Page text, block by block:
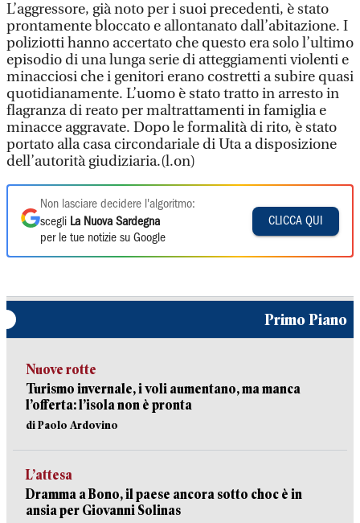
L’aggressore, già noto per i suoi precedenti, è stato
prontamente bloccato e allontanato dall’abitazione. I
poliziotti hanno accertato che questo era solo l’ultimo
episodio di una lunga serie di atteggiamenti violenti e
minacciosi che i genitori erano costretti a subire quasi
quotidianamente. L’uomo è stato tratto in arresto in
flagranza di reato per maltrattamenti in famiglia e
minacce aggravate. Dopo le formalità di rito, è stato
portato alla casa circondariale di Uta a disposizione
dell’autorità giudiziaria.(l.on)
Non lasciare decidere l'algoritmo:
scegli La Nuova Sardegna
per le tue notizie su Google
CLICCA QUI
Primo Piano
Nuove rotte
Turismo invernale, i voli aumentano, ma manca
l’offerta: l’isola non è pronta
di Paolo Ardovino
L’attesa
Dramma a Bono, il paese ancora sotto choc è in
ansia per Giovanni Solinas